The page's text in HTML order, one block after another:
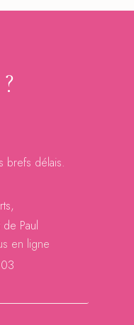
brefs délais.
Paul
en ligne